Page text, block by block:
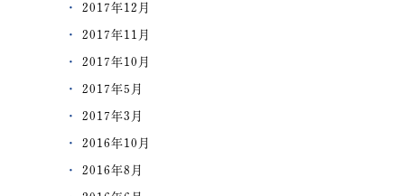
2017年12月
2017年11月
2017年10月
2017年5月
2017年3月
2016年10月
2016年8月